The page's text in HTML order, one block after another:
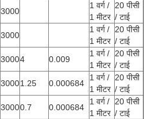
3000
1 वर्ग /
1 मीटर
20 पीसी
/ टाई
3000
1 वर्ग /
1 मीटर
20 पीसी
/ टाई
30004 0.009
1 वर्ग /
1 मीटर
20 पीसी
/ टाई
30001.25 0.000684
1 वर्ग /
1 मीटर
20 पीसी
/ टाई
30000.7 0.000684
1 वर्ग /
1 मीटर
20 पीसी
/ टाई